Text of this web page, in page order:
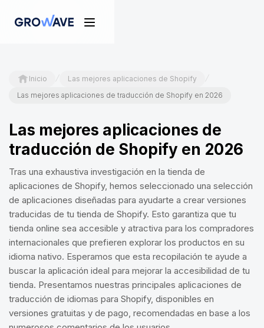
Inicio / Las mejores aplicaciones de Shopify /
Las mejores aplicaciones de traducción de Shopify en 2026
Las mejores aplicaciones de
traducción de Shopify en 2026
Tras una exhaustiva investigación en la tienda de
aplicaciones de Shopify, hemos seleccionado una selección
de aplicaciones diseñadas para ayudarte a crear versiones
traducidas de tu tienda de Shopify. Esto garantiza que tu
tienda online sea accesible y atractiva para los compradores
internacionales que prefieren explorar los productos en su
idioma nativo. Esperamos que esta recopilación te ayude a
buscar la aplicación ideal para mejorar la accesibilidad de tu
tienda. Presentamos nuestras principales aplicaciones de
traducción de idiomas para Shopify, disponibles en
versiones gratuitas y de pago, recomendadas en base a los